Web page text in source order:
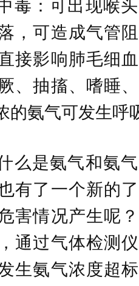
毒：可出现喉
，可造成气管
接影响肺毛细
、抽搐、嗜睡
的氨气可发生呼
么是氨气和氨
有了一个新的
害情况产生呢
通过气体检测
生氨气浓度超